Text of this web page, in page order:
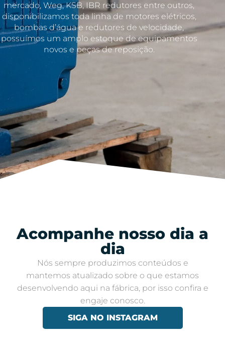
mercado, Weg, KSB, IBR redutores entre outros,
disponibilizamos toda linha de motores elétricos,
bombas d’água e redutores de velocidade,
possuímos um amplo estoque de equipamentos
novos e peças de reposição.
Acompanhe nosso dia a
dia​
Nós sempre produzimos conteúdos e
mantemos atualizado sobre o que estamos
desenvolvendo aqui na fábrica, por isso confira e
engaje conosco​.
SIGA NO INSTAGRAM